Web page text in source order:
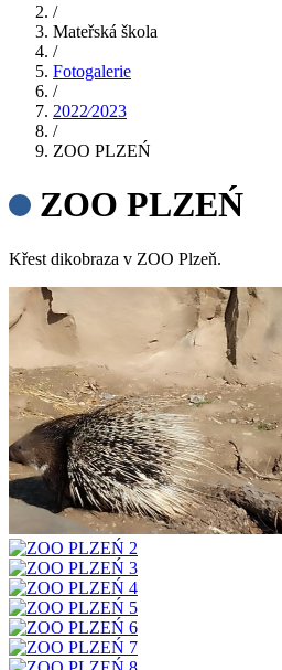
/
Mateřská škola
/
Fotogalerie
/
2022⁄2023
/
ZOO PLZEŃ
ZOO PLZEŃ
Křest dikobraza v ZOO Plzeň.